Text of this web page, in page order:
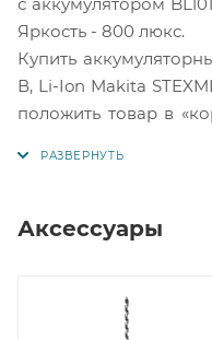
Яркость - 800 люкс.
Купить
В, Li-Ion Makita
положить товар в
Аксессуары